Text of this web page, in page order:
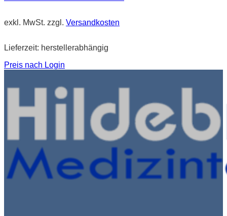
exkl. MwSt. zzgl. Versandkosten
Lieferzeit: herstellerabhängig
Preis nach Login